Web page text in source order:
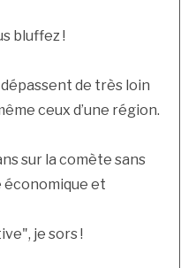
bluffez !
de très loin
ceux d’une région.
sur la comète sans
et
je sors !